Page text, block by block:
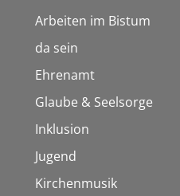
Arbeiten im Bistum
da sein
Ehrenamt
Glaube & Seelsorge
Inklusion
Jugend
Kirchenmusik